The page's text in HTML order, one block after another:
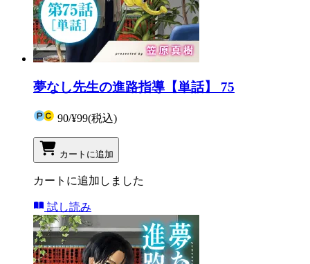
夢なし先生の進路指導【単話】 75
90/¥99(税込)
カートに追加
カートに追加しました
試し読み